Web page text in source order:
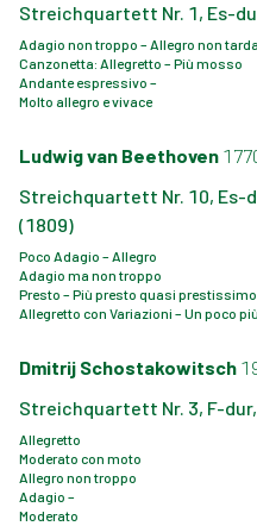
Streichquartett Nr. 1, Es-
Adagio non troppo – Allegro non
Canzonetta: Allegretto – Più mosso
Andante espressivo –
Molto allegro e vivace
Ludwig van Beethoven
Streichquartett Nr. 10, Es-
(1809)
Poco Adagio – Allegro
Adagio ma non troppo
Presto – Più presto quasi prestissimo
Allegretto con Variazioni – Un poco
Dmitrij Schostakowitsch
Streichquartett Nr. 3, F-
Allegretto
Moderato con moto
Allegro non troppo
Adagio –
Moderato